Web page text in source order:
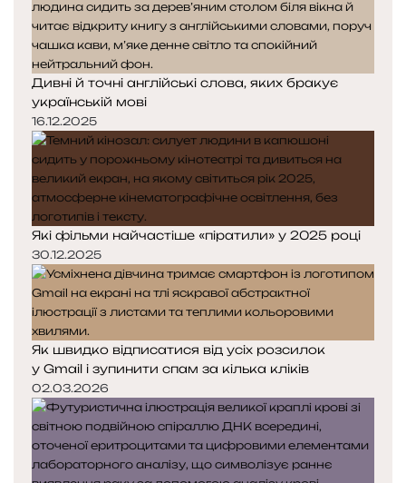
Дивні й точні англійські слова, яких бракує
українській мові
16.12.2025
Які фільми найчастіше «піратили» у 2025 році
30.12.2025
Як швидко відписатися від усіх розсилок
у Gmail і зупинити спам за кілька кліків
02.03.2026